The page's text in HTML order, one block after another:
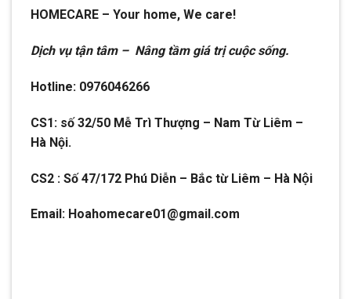
HOMECARE – Your home, We care!
Dịch vụ tận tâm – Nâng tầm giá trị cuộc sống.
Hotline: 0976046266
CS1: số 32/50 Mễ Trì Thượng – Nam Từ Liêm –
Hà Nội.
CS2 : Số 47/172 Phú Diễn – Bắc từ Liêm – Hà Nội
Email: Hoahomecare01@gmail.com